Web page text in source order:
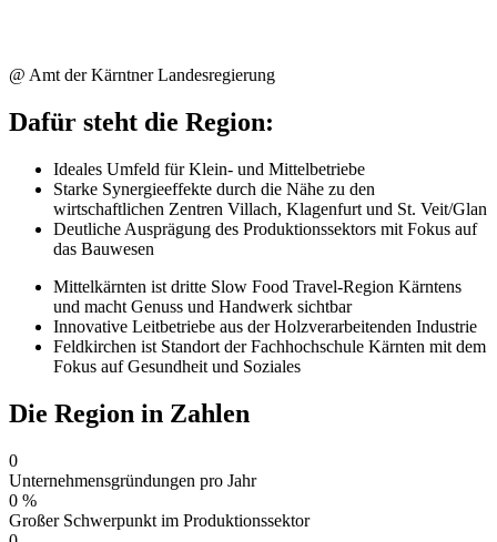
@ Amt der Kärntner Landesregierung
Dafür steht die Region:
Ideales Umfeld für Klein- und Mittelbetriebe
Starke Synergieeffekte durch die Nähe zu den
wirtschaftlichen Zentren Villach, Klagenfurt und St. Veit/Glan
Deutliche Ausprägung des Produktionssektors mit Fokus auf
das Bauwesen
Mittelkärnten ist dritte Slow Food Travel-Region Kärntens
und macht Genuss und Handwerk sichtbar
Innovative Leitbetriebe aus der Holzverarbeitenden Industrie
Feldkirchen ist Standort der Fachhochschule Kärnten mit dem
Fokus auf Gesundheit und Soziales
Die Region in Zahlen
0
Unternehmensgründungen pro Jahr
0 %
Großer Schwerpunkt im Produktionssektor